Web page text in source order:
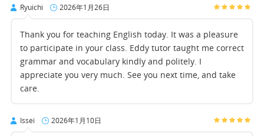
Ryuichi 2026年1月26日
Thank you for teaching English today. It was a pleasure
to participate in your class. Eddy tutor taught me correct
grammar and vocabulary kindly and politely. I
appreciate you very much. See you next time, and take
care.
Issei 2026年1月10日